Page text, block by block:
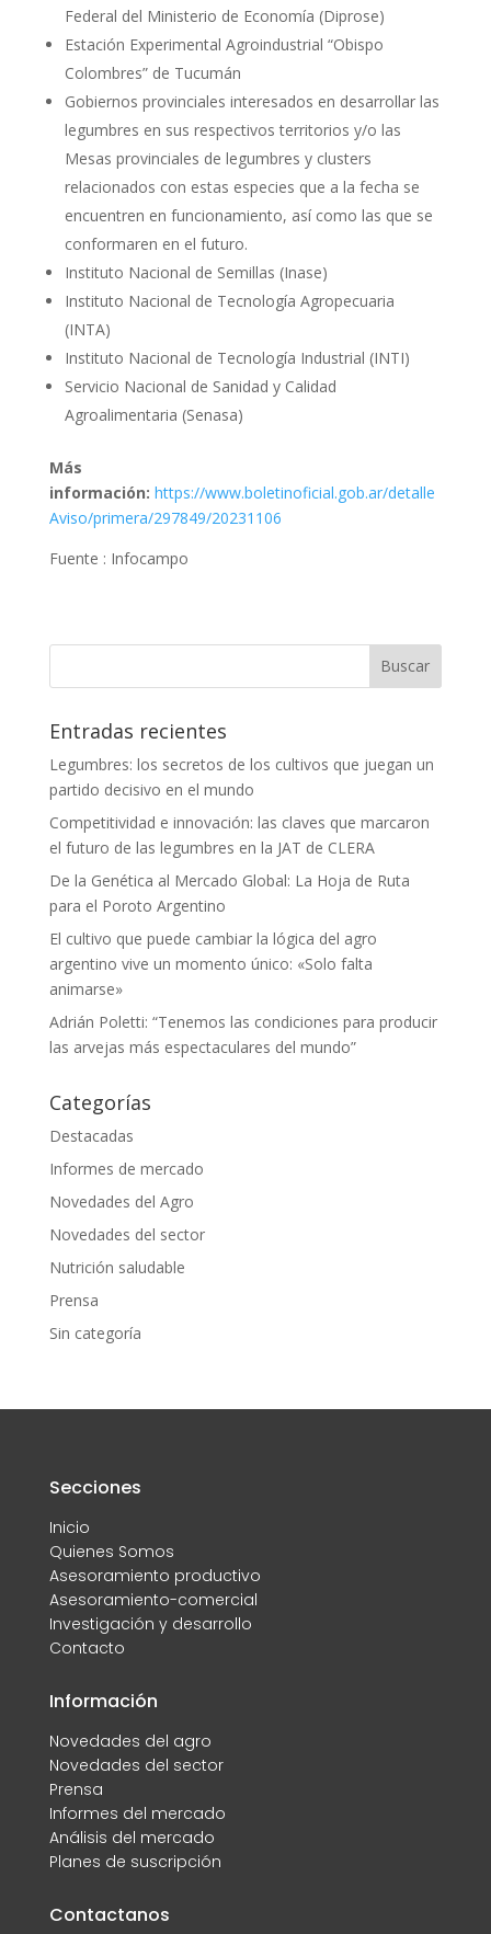
Federal del Ministerio de Economía (Diprose)
Estación Experimental Agroindustrial “Obispo
Colombres” de Tucumán
Gobiernos provinciales interesados en desarrollar las
legumbres en sus respectivos territorios y/o las
Mesas provinciales de legumbres y clusters
relacionados con estas especies que a la fecha se
encuentren en funcionamiento, así como las que se
conformaren en el futuro.
Instituto Nacional de Semillas (Inase)
Instituto Nacional de Tecnología Agropecuaria
(INTA)
Instituto Nacional de Tecnología Industrial (INTI)
Servicio Nacional de Sanidad y Calidad
Agroalimentaria (Senasa)
Más
información: https://www.boletinoficial.gob.ar/detalle
Aviso/primera/297849/20231106
Fuente : Infocampo
Entradas recientes
Legumbres: los secretos de los cultivos que juegan un
partido decisivo en el mundo
Competitividad e innovación: las claves que marcaron
el futuro de las legumbres en la JAT de CLERA
De la Genética al Mercado Global: La Hoja de Ruta
para el Poroto Argentino
El cultivo que puede cambiar la lógica del agro
argentino vive un momento único: «Solo falta
animarse»
Adrián Poletti: “Tenemos las condiciones para producir
las arvejas más espectaculares del mundo”
Categorías
Destacadas
Informes de mercado
Novedades del Agro
Novedades del sector
Nutrición saludable
Prensa
Sin categoría
Secciones
Inicio
Quienes Somos
Asesoramiento productivo
Asesoramiento-comercial
Investigación y desarrollo
Contacto
Información
Novedades del agro
Novedades del sector
Prensa
Informes del mercado
Análisis del mercado
Planes de suscripción
Contactanos